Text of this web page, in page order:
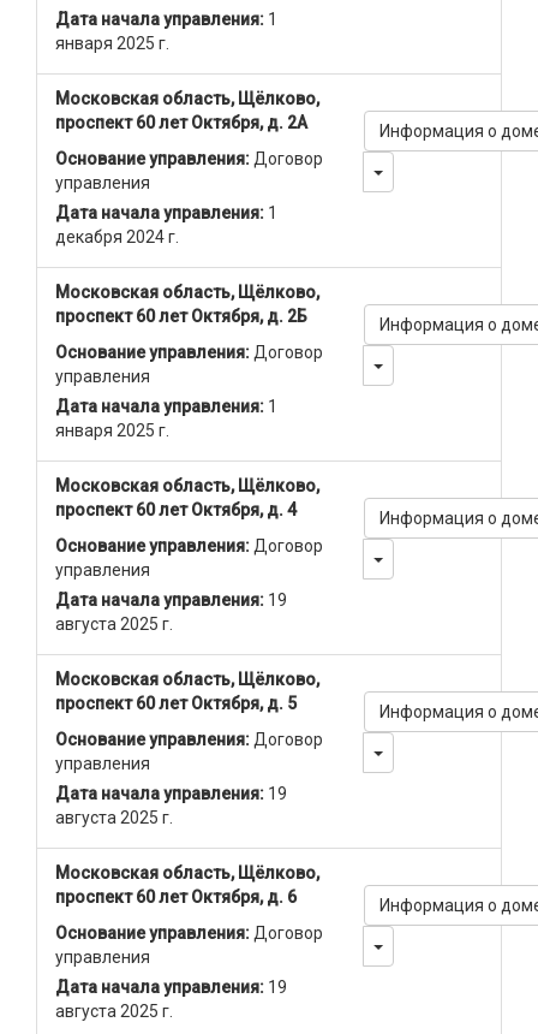
Дата начала управления: 1
января 2025 г.
Московская область, Щёлково,
проспект 60 лет Октября, д. 2А
Основание управления: Договор
управления
Дата начала управления: 1
декабря 2024 г.
Информация о
Toggle Dropdown
Московская область, Щёлково,
проспект 60 лет Октября, д. 2Б
Основание управления: Договор
управления
Дата начала управления: 1
января 2025 г.
Информация о
Toggle Dropdown
Московская область, Щёлково,
проспект 60 лет Октября, д. 4
Основание управления: Договор
управления
Дата начала управления: 19
августа 2025 г.
Информация о
Toggle Dropdown
Московская область, Щёлково,
проспект 60 лет Октября, д. 5
Основание управления: Договор
управления
Дата начала управления: 19
августа 2025 г.
Информация о
Toggle Dropdown
Московская область, Щёлково,
проспект 60 лет Октября, д. 6
Основание управления: Договор
управления
Дата начала управления: 19
августа 2025 г.
Информация о
Toggle Dropdown